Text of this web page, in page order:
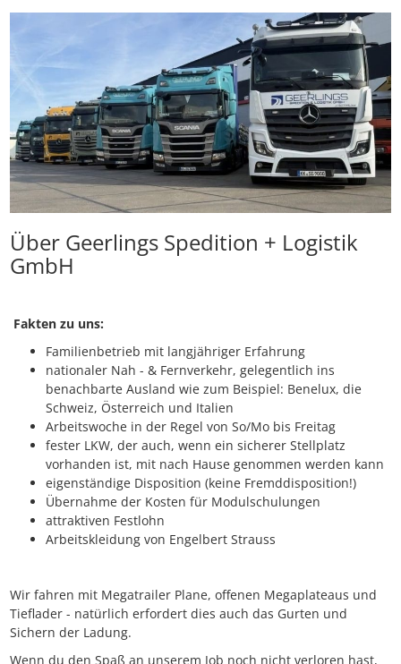
Über Geerlings Spedition + Logistik
GmbH
Fakten zu uns:
Familienbetrieb mit langjähriger Erfahrung
nationaler Nah - & Fernverkehr, gelegentlich ins
benachbarte Ausland wie zum Beispiel: Benelux, die
Schweiz, Österreich und Italien
Arbeitswoche in der Regel von So/Mo bis Freitag
fester LKW, der auch, wenn ein sicherer Stellplatz
vorhanden ist, mit nach Hause genommen werden kann
eigenständige Disposition (keine Fremddisposition!)
Übernahme der Kosten für Modulschulungen
attraktiven Festlohn
Arbeitskleidung von Engelbert Strauss
Wir fahren mit Megatrailer Plane, offenen Megaplateaus und
Tieflader - natürlich erfordert dies auch das Gurten und
Sichern der Ladung.
Wenn du den Spaß an unserem Job noch nicht verloren hast,